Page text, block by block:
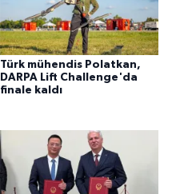
Türk mühendis Polatkan,
DARPA Lift Challenge'da
finale kaldı